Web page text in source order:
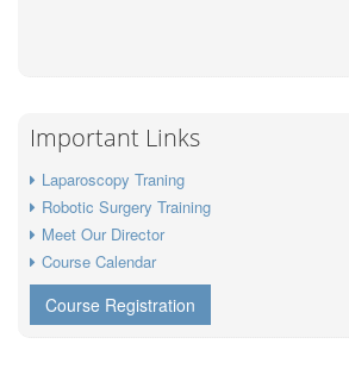
Important Links
Laparoscopy Traning
Robotic Surgery Training
Meet Our Director
Course Calendar
Course Registration